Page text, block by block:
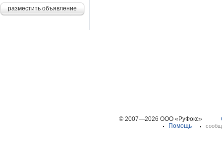
разместить объявление
© 2007—2026 ООО «РуФокс»
Помощь